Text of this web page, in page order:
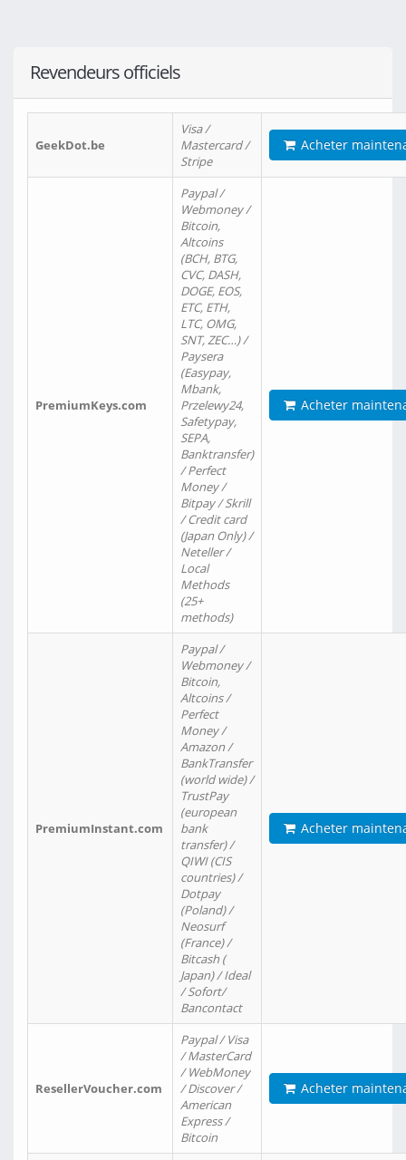
Revendeurs officiels
GeekDot.be
Visa /
Mastercard /
Stripe
Acheter
PremiumKeys.com
Paypal /
Webmoney /
Bitcoin,
Altcoins
(BCH, BTG,
CVC, DASH,
DOGE, EOS,
ETC, ETH,
LTC, OMG,
SNT, ZEC…) /
Paysera
(Easypay,
Mbank,
Przelewy24,
Safetypay,
SEPA,
Banktransfer)
/ Perfect
Money /
Bitpay / Skrill
/ Credit card
(Japan Only) /
Neteller /
Local
Methods
(25+
methods)
Acheter
PremiumInstant.com
Paypal /
Webmoney /
Bitcoin,
Altcoins /
Perfect
Money /
Amazon /
BankTransfer
(world wide) /
TrustPay
(european
bank
transfer) /
QIWI (CIS
countries) /
Dotpay
(Poland) /
Neosurf
(France) /
Bitcash (
Japan) / Ideal
/ Sofort/
Bancontact
Acheter
ResellerVoucher.com
Paypal / Visa
/ MasterCard
/ WebMoney
/ Discover /
American
Express /
Bitcoin
Acheter